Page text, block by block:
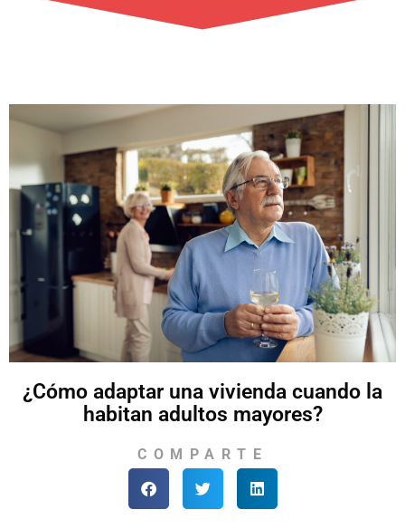
¿Cómo adaptar una vivienda cuando la
habitan adultos mayores?
COMPARTE